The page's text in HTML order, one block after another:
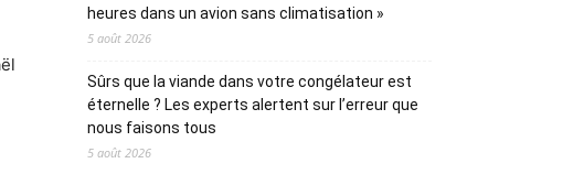
heures dans un avion sans climatisation »
5 août 2026
Sûrs que la viande dans votre congélateur est
éternelle ? Les experts alertent sur l’erreur que
nous faisons tous
5 août 2026